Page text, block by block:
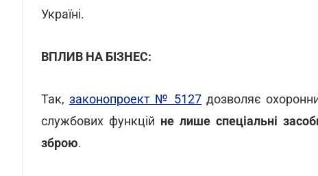
Україні.
ВПЛИВ НА БІЗНЕС:
Так, законопроект № 5127 дозволяє
службових функцій не лише спеціальні
зброю.